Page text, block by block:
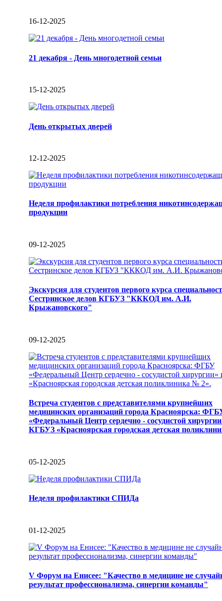
16-12-2025
21 декабря - День многодетной семьи
15-12-2025
День открытых дверей
12-12-2025
Неделя профилактики потребления
продукции
09-12-2025
Экскурсия для студентов первого курса
Сестринское делов КГБУЗ "КККОД им. А.И.
Крыжановского"
09-12-2025
Встреча студентов с представителями крупнейших
медицинских организаций города Красноярска:
«Федеральный Центр сердечно - сосудистой
КГБУЗ «Красноярская городская детская
05-12-2025
Неделя профилактики СПИДа
01-12-2025
V Форум на Енисее: "Качество в медицине не
результат профессионализма, синергии команды"